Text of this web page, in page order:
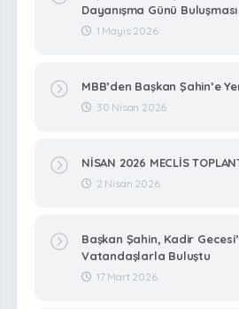
Dayanışma Günü Buluşması
1 Mayıs 2026
MBB’den Başkan Şahin’e
30 Nisan 2026
NİSAN 2026 MECLİS
2 Nisan 2026
Başkan Şahin, Kadir
Vatandaşlarla Buluştu
17 Mart 2026